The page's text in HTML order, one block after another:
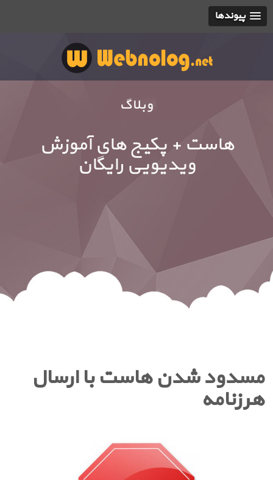
پیوندها
وبلاگ
هاست + پکیج های آموزش
ویدیویی رایگان
مسدود شدن هاست با ارسال
هرزنامه